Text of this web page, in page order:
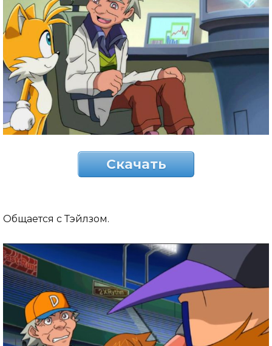
Скачать
Общается с Тэйлзом.